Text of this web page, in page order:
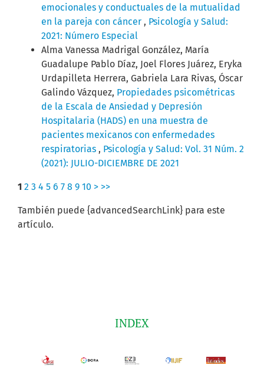
emocionales y conductuales de la mutualidad
en la pareja con cáncer , Psicología y Salud:
2021: Número Especial
Alma Vanessa Madrigal González, María
Guadalupe Pablo Díaz, Joel Flores Juárez, Eryka
Urdapilleta Herrera, Gabriela Lara Rivas, Óscar
Galindo Vázquez, Propiedades psicométricas
de la Escala de Ansiedad y Depresión
Hospitalaria (HADS) en una muestra de
pacientes mexicanos con enfermedades
respiratorias , Psicología y Salud: Vol. 31 Núm. 2
(2021): JULIO-DICIEMBRE DE 2021
1 2 3 4 5 6 7 8 9 10 > >>
También puede {advancedSearchLink} para este
artículo.
INDEX